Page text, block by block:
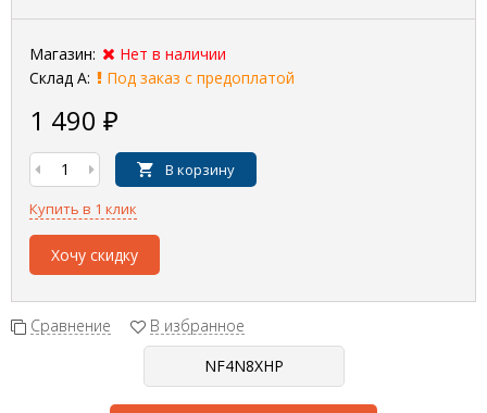
Магазин:
Нет в наличии
Склад А:
Под заказ с предоплатой
1 490 ₽
В корзину
Купить в 1 клик
Хочу скидку
Сравнение В избранное